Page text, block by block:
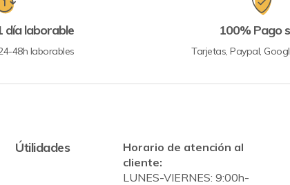
día laborable
48h laborables
100% Pago
Tarjetas, Paypal,
Útilidades
Horario de atención al
cliente:
LUNES-VIERNES: 9:00h-